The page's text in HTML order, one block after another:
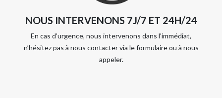
NOUS INTERVENONS 7J/7 ET 24H/24
En cas d’urgence, nous intervenons dans l’immédiat,
n’hésitez pas à nous contacter via le formulaire ou à nous
appeler.